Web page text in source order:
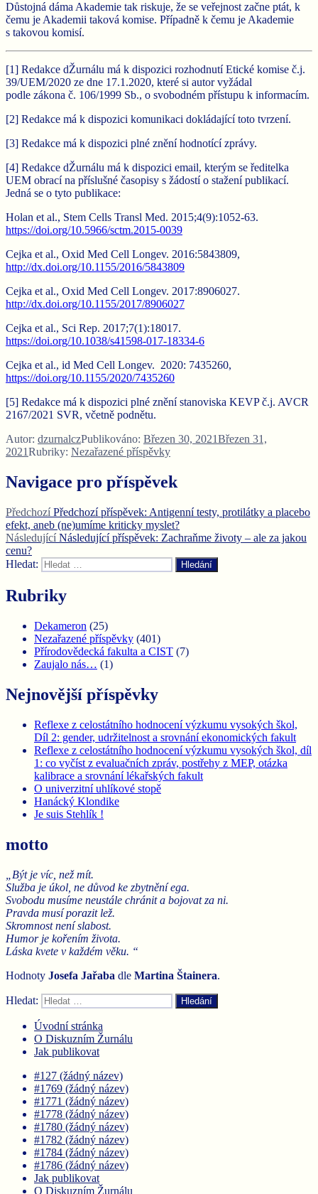
Důstojná dáma Akademie tak riskuje, že se veřejnost začne ptát, k
čemu je Akademii taková komise. Případně k čemu je Akademie
s takovou komisí.
[1] Redakce dŽurnálu má k dispozici rozhodnutí Etické komise č.j.
39/UEM/2020 ze dne 17.1.2020, které si autor vyžádal
podle zákona č. 106/1999 Sb., o svobodném přístupu k informacím.
[2] Redakce má k dispozici komunikaci dokládající toto tvrzení.
[3] Redakce má k dispozici plné znění hodnotící zprávy.
[4] Redakce dŽurnálu má k dispozici email, kterým se ředitelka
UEM obrací na příslušné časopisy s žádostí o stažení publikací.
Jedná se o tyto publikace:
Holan et al., Stem Cells Transl Med. 2015;4(9):1052-63.
https://doi.org/10.5966/sctm.2015-0039
Cejka et al., Oxid Med Cell Longev. 2016:5843809,
http://dx.doi.org/10.1155/2016/5843809
Cejka et al., Oxid Med Cell Longev. 2017:8906027.
http://dx.doi.org/10.1155/2017/8906027
Cejka et al., Sci Rep. 2017;7(1):18017.
https://doi.org/10.1038/s41598-017-18334-6
Cejka et al., id Med Cell Longev. 2020: 7435260,
https://doi.org/10.1155/2020/7435260
[5] Redakce má k dispozici plné znění stanoviska KEVP č.j. AVCR
2167/2021 SVR, včetně podnětu.
Autor: dzurnalczPublikováno: Březen 30, 2021Březen 31,
2021Rubriky: Nezařazené příspěvky
Navigace pro příspěvek
Předchozí Předchozí příspěvek: Antigenní testy, protilátky a placebo
efekt, aneb (ne)umíme kriticky myslet?
Následující Následující příspěvek: Zachraňme životy – ale za jakou
cenu?
Hledat:
Hledání
Rubriky
Dekameron (25)
Nezařazené příspěvky (401)
Přírodovědecká fakulta a CIST (7)
Zaujalo nás… (1)
Nejnovější příspěvky
Reflexe z celostátního hodnocení výzkumu vysokých škol,
Díl 2: gender, udržitelnost a srovnání ekonomických fakult
Reflexe z celostátního hodnocení výzkumu vysokých škol, díl
1: co vyčíst z evaluačních zpráv, postřehy z MEP, otázka
kalibrace a srovnání lékařských fakult
O univerzitní uhlíkové stopě
Hanácký Klondike
Je suis Stehlík !
motto
„Být je víc, než mít.
Služba je úkol, ne důvod ke zbytnění ega.
Svobodu musíme neustále chránit a bojovat za ni.
Pravda musí porazit lež.
Skromnost není slabost.
Humor je kořením života.
Láska kvete v každém věku. “
Hodnoty Josefa Jařaba dle Martina Štainera.
Hledat: Hledání
Úvodní stránka
O Diskuzním Žurnálu
Jak publikovat
#127 (žádný název)
#1769 (žádný název)
#1771 (žádný název)
#1778 (žádný název)
#1780 (žádný název)
#1782 (žádný název)
#1784 (žádný název)
#1786 (žádný název)
Jak publikovat
O Diskuzním Žurnálu